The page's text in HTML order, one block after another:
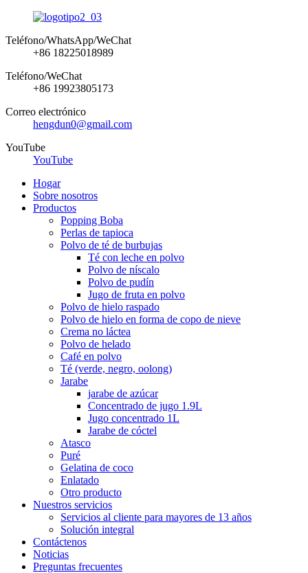
Teléfono/WhatsApp/WeChat
+86 18225018989
Teléfono/WeChat
+86 19923805173
Correo electrónico
hengdun0@gmail.com
YouTube
YouTube
Hogar
Sobre nosotros
Productos
Popping Boba
Perlas de tapioca
Polvo de té de burbujas
Té con leche en polvo
Polvo de níscalo
Polvo de pudín
Jugo de fruta en polvo
Polvo de hielo raspado
Polvo de hielo en forma de copo de nieve
Crema no láctea
Polvo de helado
Café en polvo
Té (verde, negro, oolong)
Jarabe
jarabe de azúcar
Concentrado de jugo 1.9L
Jugo concentrado 1L
Jarabe de cóctel
Atasco
Puré
Gelatina de coco
Enlatado
Otro producto
Nuestros servicios
Servicios al cliente para mayores de 13 años
Solución integral
Contáctenos
Noticias
Preguntas frecuentes